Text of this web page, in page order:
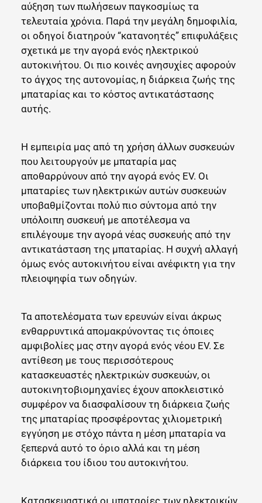
αύξηση των πωλήσεων παγκοσμίως τα
τελευταία χρόνια. Παρά την μεγάλη δημοφιλία,
οι οδηγοί διατηρούν “κατανοητές” επιφυλάξεις
σχετικά με την αγορά ενός ηλεκτρικού
αυτοκινήτου. Οι πιο κοινές ανησυχίες αφορούν
το άγχος της αυτονομίας, η διάρκεια ζωής της
μπαταρίας και το κόστος αντικατάστασης
αυτής.
Η εμπειρία μας από τη χρήση άλλων συσκευών
που λειτουργούν με μπαταρία μας
αποθαρρύνουν από την αγορά ενός EV. Οι
μπαταρίες των ηλεκτρικών αυτών συσκευών
υποβαθμίζονται πολύ πιο σύντομα από την
υπόλοιπη συσκευή με αποτέλεσμα να
επιλέγουμε την αγορά νέας συσκευής από την
αντικατάσταση της μπαταρίας. Η συχνή αλλαγή
όμως ενός αυτοκινήτου είναι ανέφικτη για την
πλειοψηφία των οδηγών.
Τα αποτελέσματα των ερευνών είναι άκρως
ενθαρρυντικά απομακρύνοντας τις όποιες
αμφιβολίες μας στην αγορά ενός νέου EV. Σε
αντίθεση με τους περισσότερους
κατασκευαστές ηλεκτρικών συσκευών, οι
αυτοκινητοβιομηχανίες έχουν αποκλειστικό
συμφέρον να διασφαλίσουν τη διάρκεια ζωής
της μπαταρίας προσφέροντας χιλιομετρική
εγγύηση με στόχο πάντα η μέση μπαταρία να
ξεπερνά αυτό το όριο αλλά και τη μέση
διάρκεια του ίδιου του αυτοκινήτου.